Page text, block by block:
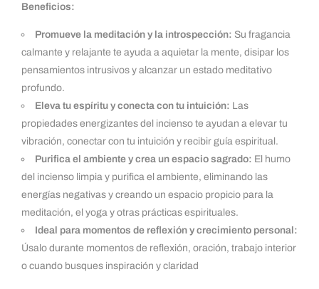
Beneficios:
Promueve la meditación y la introspección: Su fragancia
calmante y relajante te ayuda a aquietar la mente, disipar los
pensamientos intrusivos y alcanzar un estado meditativo
profundo.
Eleva tu espíritu y conecta con tu intuición: Las
propiedades energizantes del incienso te ayudan a elevar tu
vibración, conectar con tu intuición y recibir guía espiritual.
Purifica el ambiente y crea un espacio sagrado: El humo
del incienso limpia y purifica el ambiente, eliminando las
energías negativas y creando un espacio propicio para la
meditación, el yoga y otras prácticas espirituales.
Ideal para momentos de reflexión y crecimiento personal:
Úsalo durante momentos de reflexión, oración, trabajo interior
o cuando busques inspiración y claridad